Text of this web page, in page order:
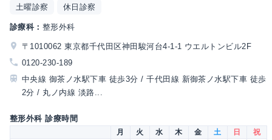
土曜診察 休日診察
診療科： 整形外科
〒1010062 東京都千代田区神田駿河台4-1-1 ウエルトンビル2F
0120-230-189
中央線 御茶ノ水駅下車 徒歩3分 / 千代田線 新御茶ノ水駅下車 徒歩
2分 / 丸ノ内線 淡路...
整形外科 診療時間
月 火 水 木 金 土 日
祝